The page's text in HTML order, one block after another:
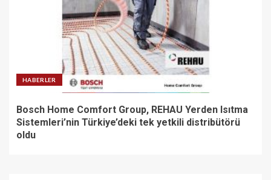
HABERLER
Bosch Home Comfort Group, REHAU Yerden Isıtma
Sistemleri’nin Türkiye’deki tek yetkili distribütörü
oldu